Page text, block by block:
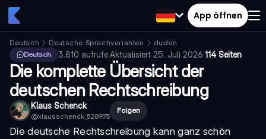
App öffnen
Deutsch Deutsche Sprachvarianten
duden
Deutsch
3.810 aufrufe·Aktualisiert 25. Juli 2026·114 Seiten
Die komplette Übersicht der
deutschen Rechtschreibung
Klaus Schenck
@klausschenck_528975
Folgen
Die deutsche Rechtschreibung kann ganz schön